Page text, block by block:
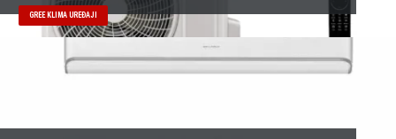
GREE KLIMA UREĐAJI